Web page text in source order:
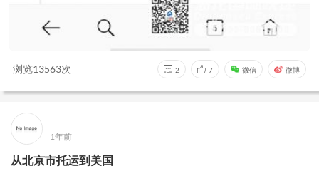
浏览13563次 2 7 微信 微博
1年前
从北京市托运到美国